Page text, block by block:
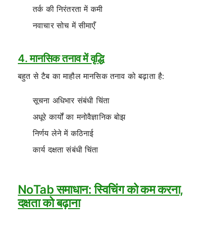
तर्क की निरंतरता में कमी
नवाचार सोच में सीमाएँ
4. मानसिक तनाव में वृद्धि
बहुत से टैब का माहौल मानसिक तनाव को बढ़ाता है:
सूचना अधिभार संबंधी चिंता
अधूरे कार्यों का मनोवैज्ञानिक बोझ
निर्णय लेने में कठिनाई
कार्य दक्षता संबंधी चिंता
NoTab समाधान: स्विचिंग को कम करना,
दक्षता को बढ़ाना